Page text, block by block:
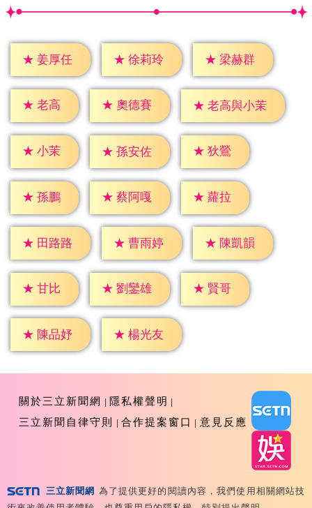
★ 姜厚任 ★ 徐莉玲 ★ 梁赫群
★ 老高 ★ 奧德賽 ★ 老高與小茉
★ 小茉 ★ 孫安佐 ★ 狄鶯
★ 孫鵬 ★ 蔡阿嘎 ★ 蘿拉
★ 田路路 ★ 曹雨婷 ★ 陳凱韻
★ 甘比 ★ 劉鑾雄 ★ 賢哥
★ 陳品妤 ★ 楊光友
關於三立新聞網
隱私權聲明
三立新聞自律守則
合作提案窗口 意見反應
三立新聞網 為了提供更好的閱讀內容，我們使用相關網站技